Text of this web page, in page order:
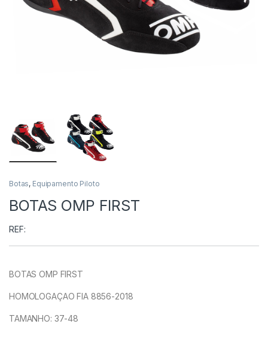
Botas, Equipamento Piloto
BOTAS OMP FIRST
REF:
BOTAS OMP FIRST
HOMOLOGAÇAO FIA 8856-2018
TAMANHO: 37-48